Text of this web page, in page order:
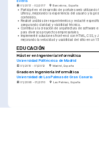
01/2013 - 02/2017 Barcelona, España
• Participé en el desarrollo de portales web utilizando
Liferay, mejorando la experiencia del usuario y la
contenido.
• Realicé análisis de requerimientos y redacté
asegurando claridad y viabilidad técnica.
• Contribuí a la creación de arquitectura de software
para diversos proyectos empresariales.
•
Implementé soluciones front-end con HTML, CSS, y
mejorando la velocidad y usabilidad del sitio en un
EDUCACIÓN
Máster en Ingeniería Informática
Universidad Politécnica de Madrid
01/2010 - 01/2012 Madrid, España
Grado en Ingeniería Informática
Universidad de Las Palmas de Gran Canaria
01/2006 - 01/2010 Las Palmas, España